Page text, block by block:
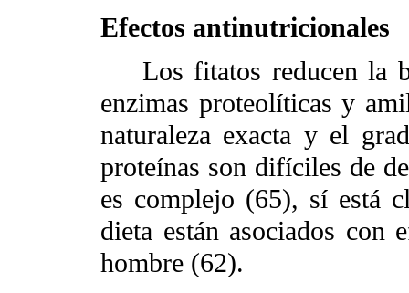
Efectos antinutricionales
Los fitatos reducen la
enzimas proteolíticas y
naturaleza exacta y el
proteínas son difíciles de
es complejo (65), sí está
dieta están asociados con
hombre (62).